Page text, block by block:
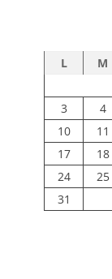
L M
3
4
10
11
17
18
24
25
31